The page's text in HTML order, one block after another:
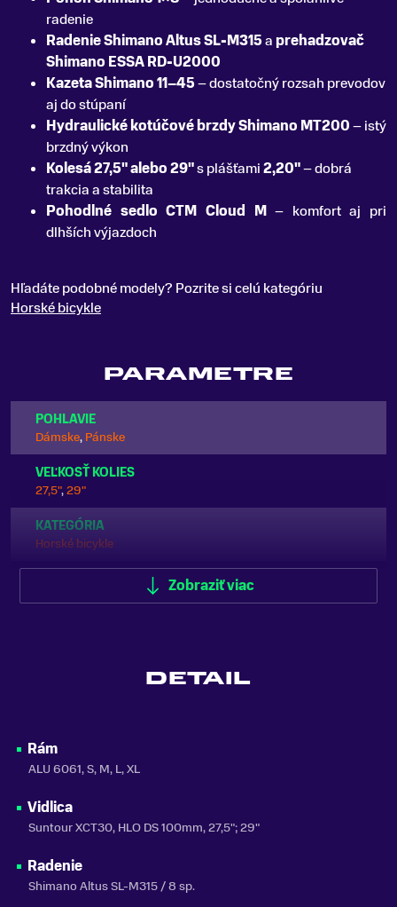
radenie
Radenie Shimano Altus SL-M315a prehadzovač
Shimano ESSA RD-U2000
Kazeta Shimano 11–45– dostatočný rozsah prevodov
aj do stúpaní
Hydraulické kotúčové brzdy Shimano MT200– istý
brzdný výkon
Kolesá 27,5" alebo 29"s plášťami2,20"– dobrá
trakcia a stabilita
Pohodlné sedlo CTM Cloud M– komfort aj pri
dlhších výjazdoch
Hľadáte podobné modely? Pozrite si celú kategóriu
Horské bicykle
PARAMETRE
POHLAVIE
Dámske, Pánske
VEĽKOSŤ KOLIES
27,5",29"
KATEGÓRIA
Horské bicykle
Predné odpruženie (Hardtail)
VLASTNOSTI BICYKLA
s prehadzovačkou
do 150 kg
2026
Zobraziť viac
DETAIL
Rám
ALU 6061, S, M, L, XL
Vidlica
Suntour XCT30, HLO DS 100mm, 27,5"; 29"
Radenie
Shimano Altus SL-M315 / 8 sp.